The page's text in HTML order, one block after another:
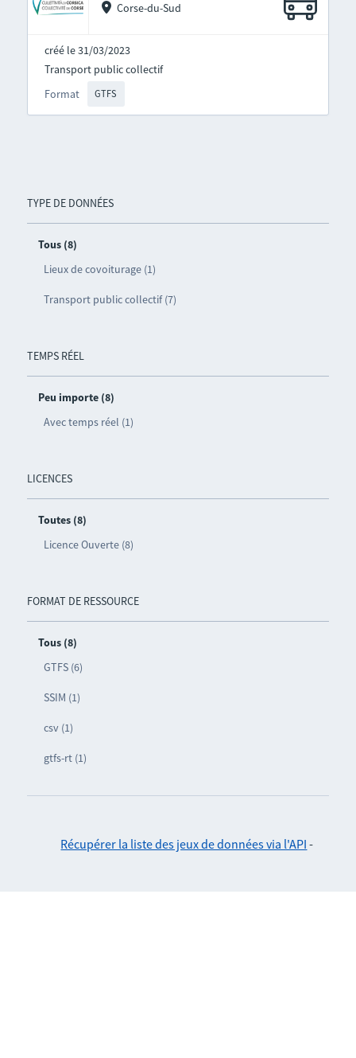
TYPE DE DONNÉES
Tous (8)
Lieux de covoiturage (1)
Transport public collectif (7)
TEMPS RÉEL
Peu importe (8)
Avec temps réel (1)
LICENCES
Toutes (8)
Licence Ouverte (8)
FORMAT DE RESSOURCE
Tous (8)
GTFS (6)
SSIM (1)
csv (1)
gtfs-rt (1)
Corse-du-Sud
créé le 31/03/2023
Format GTFS
Transport public collectif
Récupérer la liste des jeux de données via l'API -